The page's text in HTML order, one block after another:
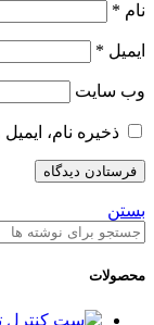
نام *
ایمیل *
وب‌ سایت
ذخیره نام،
بستن
محصولات